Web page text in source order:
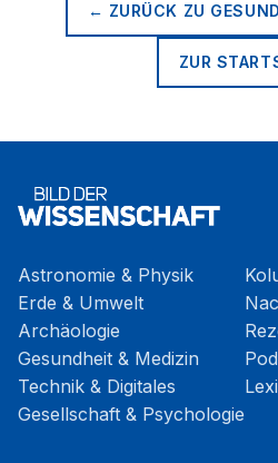
← ZURÜCK ZU
ZUR
Astronomie & Physik
Erde & Umwelt
Archäologie
Gesundheit & Medizin
Technik & Digitales
Gesellschaft & Psychologie